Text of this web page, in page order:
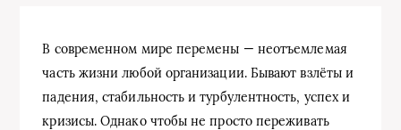
В современном мире перемены — неотъемлемая
часть жизни любой организации. Бывают взлёты и
падения, стабильность и турбулентность, успех и
кризисы. Однако чтобы не просто переживать